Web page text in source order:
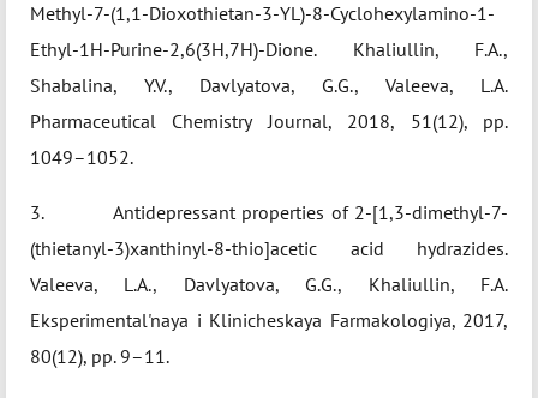
Methyl-7-(1,1-Dioxothietan-3-YL)-8-Cyclohexylamino-1-
Ethyl-1H-Purine-2,6(3H,7H)-Dione. Khaliullin, F.A.,
Shabalina, Y.V., Davlyatova, G.G., Valeeva, L.A.
Pharmaceutical Chemistry Journal, 2018, 51(12), pp.
1049–1052.
3. Antidepressant properties of 2-[1,3-dimethyl-7-
(thietanyl-3)xanthinyl-8-thio]acetic acid hydrazides.
Valeeva, L.A., Davlyatova, G.G., Khaliullin, F.A.
Eksperimental'naya i Klinicheskaya Farmakologiya, 2017,
80(12), pp. 9–11.